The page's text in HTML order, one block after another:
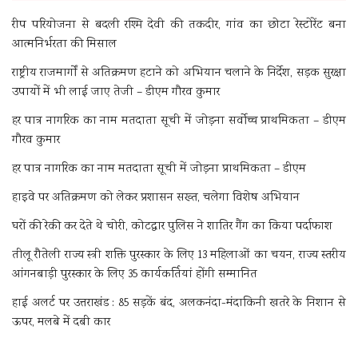
रीप परियोजना से बदली रश्मि देवी की तकदीर, गांव का छोटा रेस्टोरेंट बना
आत्मनिर्भरता की मिसाल
राष्ट्रीय राजमार्गों से अतिक्रमण हटाने को अभियान चलाने के निर्देश, सड़क सुरक्षा
उपायों में भी लाई जाए तेजी – डीएम गौरव कुमार
हर पात्र नागरिक का नाम मतदाता सूची में जोड़ना सर्वोच्च प्राथमिकता – डीएम
गौरव कुमार
हर पात्र नागरिक का नाम मतदाता सूची में जोड़ना प्राथमिकता – डीएम
हाइवे पर अतिक्रमण को लेकर प्रशासन सख्त, चलेगा विशेष अभियान
घरों की रेकी कर देते थे चोरी, कोटद्वार पुलिस ने शातिर गैंग का किया पर्दाफाश
तीलू रौतेली राज्य स्त्री शक्ति पुरस्कार के लिए 13 महिलाओं का चयन, राज्य स्तरीय
आंगनबाड़ी पुरस्कार के लिए 35 कार्यकर्तियां होंगी सम्मानित
हाई अलर्ट पर उत्तराखंड : 85 सड़कें बंद, अलकनंदा-मंदाकिनी खतरे के निशान से
ऊपर, मलबे में दबी कार